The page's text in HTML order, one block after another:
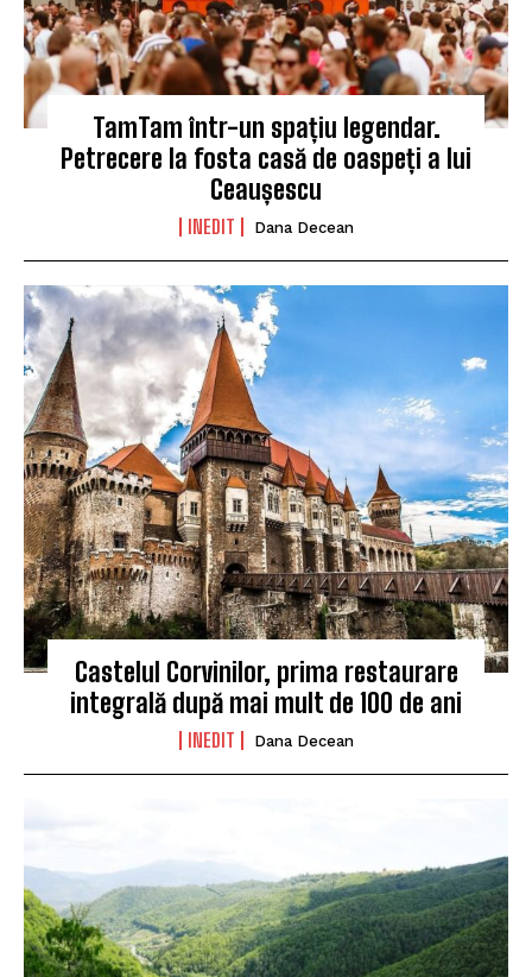
TamTam într-un spațiu legendar.
Petrecere la fosta casă de oaspeți a lui
Ceaușescu
INEDIT Dana Decean
Castelul Corvinilor, prima restaurare
integrală după mai mult de 100 de ani
INEDIT Dana Decean